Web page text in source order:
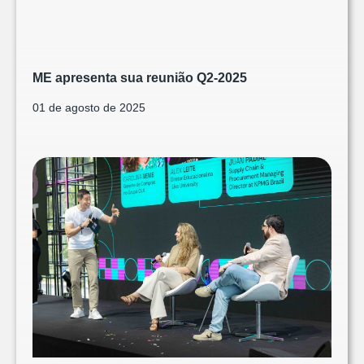
ME apresenta sua reunião Q2-2025
01 de agosto de 2025